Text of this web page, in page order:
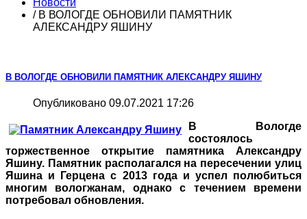
/ В ВОЛОГДЕ ОБНОВИЛИ ПАМЯТНИК
АЛЕКСАНДРУ ЯШИНУ
В ВОЛОГДЕ ОБНОВИЛИ ПАМЯТНИК АЛЕКСАНДРУ ЯШИНУ
Опубликовано 09.07.2021 17:26
В Вологде
состоялось
торжественное открытие памятника Александру
Яшину. Памятник располагался на пересечении улиц
Яшина и Герцена с 2013 года и успел полюбиться
многим вологжанам, однако с течением времени
потребовал обновления.